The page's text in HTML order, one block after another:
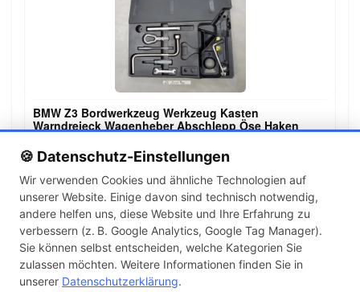
🍪 Datenschutz-Einstellungen
Wir verwenden Cookies und ähnliche Technologien auf
unserer Website. Einige davon sind technisch notwendig,
andere helfen uns, diese Website und Ihre Erfahrung zu
verbessern (z. B. Google Analytics, Google Tag Manager).
Sie können selbst entscheiden, welche Kategorien Sie
zulassen möchten. Weitere Informationen finden Sie in
unserer Datenschutzerklärung.
BMW Z3 Bordwerkzeug Werkzeug Kasten
Warndreieck Wagenheber Abschlepp Öse Haken
89,99 €
← 1 2 3 … 142 →
Artikel pro Seite